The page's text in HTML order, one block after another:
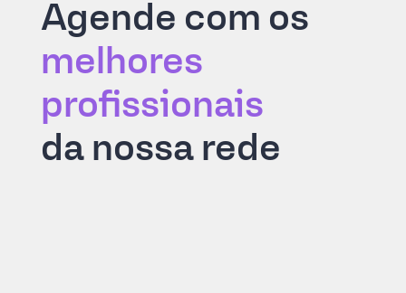
Agende com os
melhores
profissionais
da nossa rede